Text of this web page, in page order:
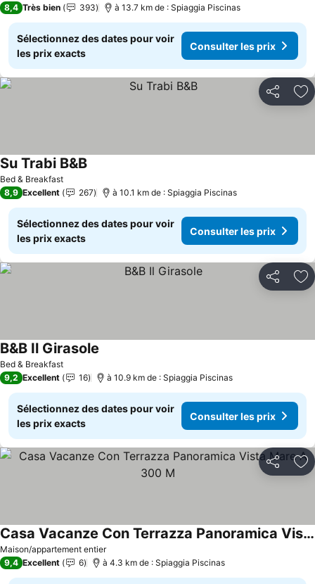
8,4 Très bien 393 à 13.7 km de : Spiaggia Piscinas
Sélectionnez des dates pour voir
les prix exacts
Consulter les prix
Partager
Bed & Breakfast
Su Trabi B&B
8,9 Excellent 267 à 10.1 km de : Spiaggia Piscinas
Sélectionnez des dates pour voir
les prix exacts
Consulter les prix
Partager
Bed & Breakfast
B&B Il Girasole
9,2 Excellent 16 à 10.9 km de : Spiaggia Piscinas
Sélectionnez des dates pour voir
les prix exacts
Consulter les prix
Partager
Maison/appartement entier
Casa Vacanze Con Terrazza Panoramica Vista Mare A 300 M
9,4 Excellent 6 à 4.3 km de : Spiaggia Piscinas